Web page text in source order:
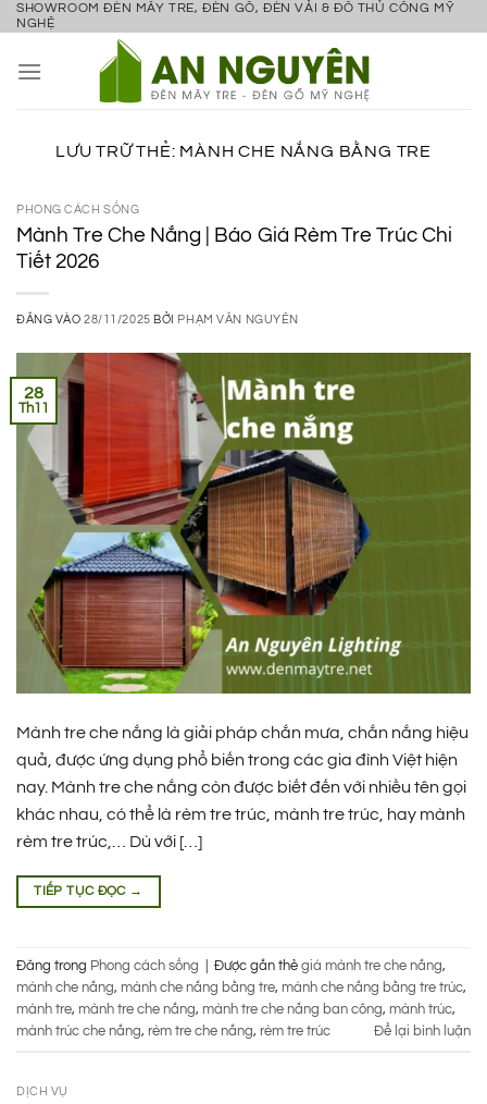
Bỏ
nội
SHOWROOM ĐÈN MÂY TRE, ĐÈN GỖ, ĐÈN VẢI & ĐỒ THỦ CÔNG MỸ
NGHỆ
LƯU TRỮ THẺ: MÀNH CHE NẮNG BẰNG TRE
PHONG CÁCH SỐNG
Mành Tre Che Nắng | Báo Giá Rèm Tre Trúc Chi
Tiết 2026
ĐĂNG VÀO28/11/2025 BỞI PHẠM VĂN NGUYÊN
28
Th11
Mành tre che nắng là giải pháp chắn mưa, chắn nắng hiệu
quả, được ứng dụng phổ biến trong các gia đình Việt hiện
nay. Mành tre che nắng còn được biết đến với nhiều tên gọi
khác nhau, có thể là rèm tre trúc, mành tre trúc, hay mành
rèm tre trúc,… Dù với […]
TIẾP TỤC ĐỌC →
Đăng trong Phong cách sống Được gắn thẻ giá mành tre che nắng,
mành che nắng, mành che nắng bằng tre, mành che nắng bằng tre trúc,
mành tre, mành tre che nắng, mành tre che nắng ban công, mành trúc,
mành trúc che nắng, rèm tre che nắng, rèm tre trúc Để lại bình luận
DỊCH VỤ